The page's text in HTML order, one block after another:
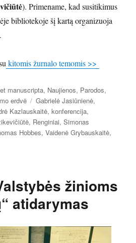
). Primename, kad susitikimus
bibliotekoje šį kartą organizuoja
kitomis žurnalo temomis >>
manuscripta, Naujienos, Parodos,
erdvė Žymos
Gabrielė Jasiūnienė,
Kazlauskaitė,konferencija,
, Renginiai,Simonas
Hobbes,Vaidenė Grybauskaitė,
žinioms
atidarymas